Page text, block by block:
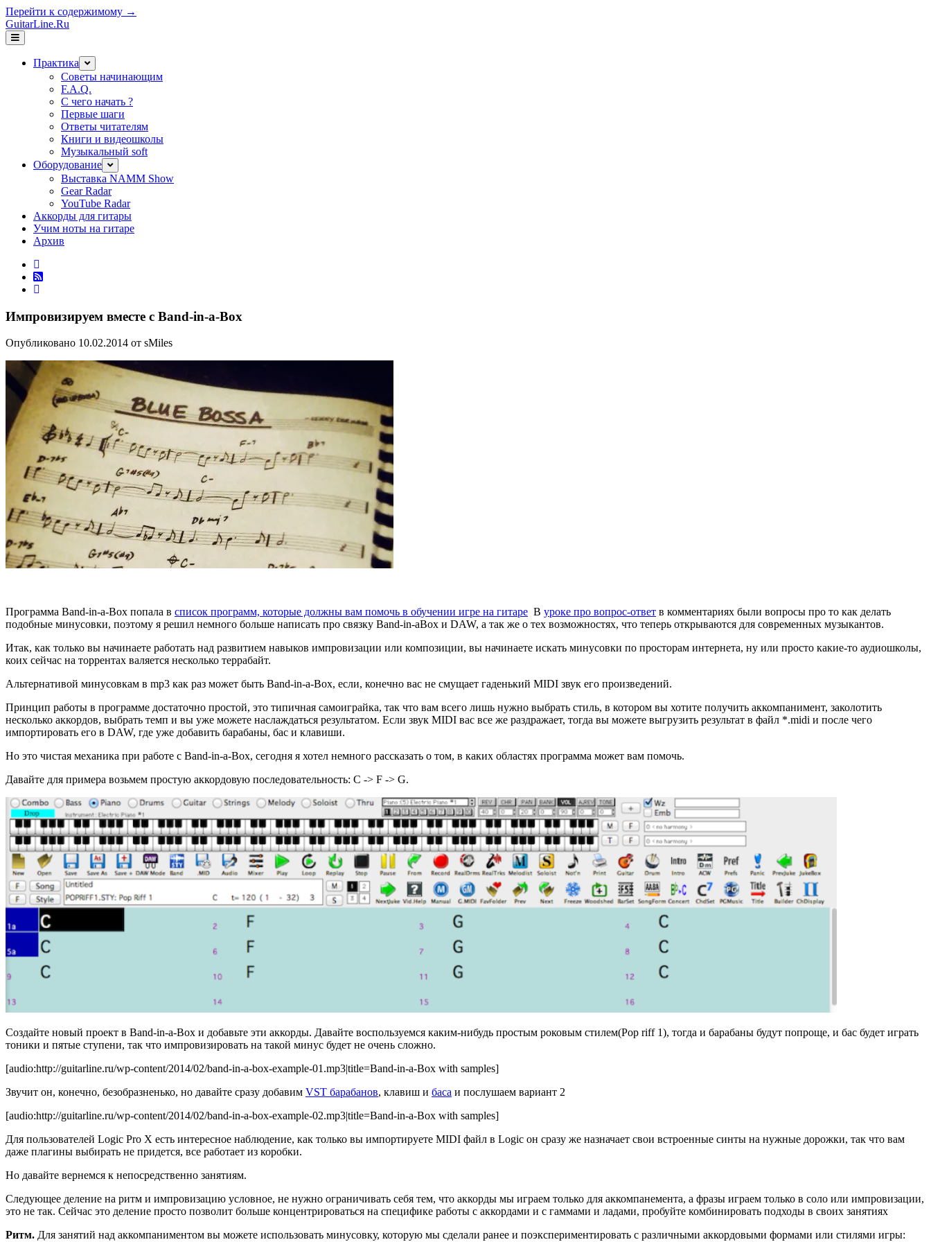
Перейти к содержимому →
GuitarLine.Ru
открыть
меню
Практика открыть
меню
Советы начинающим
F.A.Q.
С чего начать ?
Первые шаги
Ответы читателям
Книги и видеошколы
Музыкальный soft
Оборудование открыть
меню
Выставка NAMM Show
Gear Radar
YouTube Radar
Аккорды для гитары
Учим ноты на гитаре
Архив
rss
Импровизируем вместе с Band-in-a-Box
Опубликовано 10.02.2014 от sMiles
Программа Band-in-a-Box попала в список программ, которые должны вам помочь в обучении игре на гитаре В уроке про вопрос-ответ в комментариях были вопросы про то как делать
подобные минусовки, поэтому я решил немного больше написать про связку Band-in-aBox и DAW, а так же о тех возможностях, что теперь открываются для современных музыкантов.
Итак, как только вы начинаете работать над развитием навыков импровизации или композиции, вы начинаете искать минусовки по просторам интернета, ну или просто какие-то аудиошколы,
коих сейчас на торрентах валяется несколько террабайт.
Альтернативой минусовкам в mp3 как раз может быть Band-in-a-Box, если, конечно вас не смущает гаденький MIDI звук его произведений.
Принцип работы в программе достаточно простой, это типичная самоиграйка, так что вам всего лишь нужно выбрать стиль, в котором вы хотите получить аккомпанимент, заколотить
несколько аккордов, выбрать темп и вы уже можете наслаждаться результатом. Если звук MIDI вас все же раздражает, тогда вы можете выгрузить результат в файл *.midi и после чего
импортировать его в DAW, где уже добавить барабаны, бас и клавиши.
Но это чистая механика при работе с Band-in-a-Box, сегодня я хотел немного рассказать о том, в каких областях программа может вам помочь.
Давайте для примера возьмем простую аккордовую последовательность: C -> F -> G.
Создайте новый проект в Band-in-a-Box и добавьте эти аккорды. Давайте воспользуемся каким-нибудь простым роковым стилем(Pop riff 1), тогда и барабаны будут попроще, и бас будет играть
тоники и пятые ступени, так что импровизировать на такой минус будет не очень сложно.
[audio:http://guitarline.ru/wp-content/2014/02/band-in-a-box-example-01.mp3|title=Band-in-a-Box with samples]
Звучит он, конечно, безобразненько, но давайте сразу добавим VST барабанов, клавиш и баса и послушаем вариант 2
[audio:http://guitarline.ru/wp-content/2014/02/band-in-a-box-example-02.mp3|title=Band-in-a-Box with samples]
Для пользователей Logic Pro X есть интересное наблюдение, как только вы импортируете MIDI файл в Logic он сразу же назначает свои встроенные синты на нужные дорожки, так что вам
даже плагины выбирать не придется, все работает из коробки.
Но давайте вернемся к непосредственно занятиям.
Следующее деление на ритм и импровизацию условное, не нужно ограничивать себя тем, что аккорды мы играем только для аккомпанемента, а фразы играем только в соло или импровизации,
это не так. Сейчас это деление просто позволит больше концентрироваться на специфике работы с аккордами и с гаммами и ладами, пробуйте комбинировать подходы в своих занятиях
Ритм. Для занятий над аккомпаниментом вы можете использовать минусовку, которую мы сделали ранее и поэкспериментировать с различными аккордовыми формами или стилями игры: